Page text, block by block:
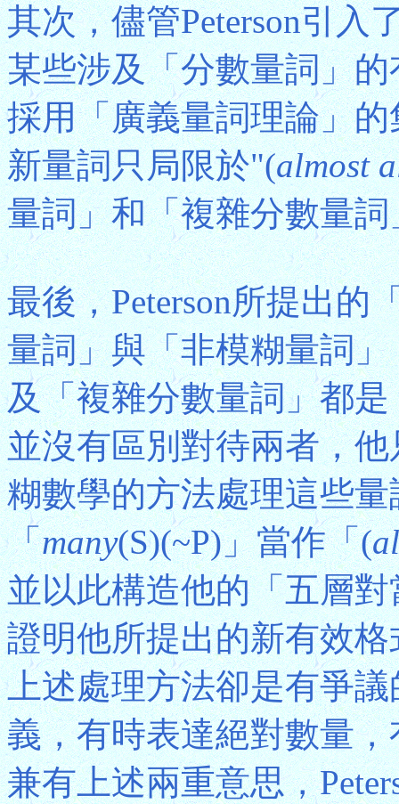
其次，儘管Peterson引入
某些涉及「分數量詞」
採用「廣義量詞理論」
新量詞只局限於"(almost
量詞」和「複雜分數量
最後，Peterson所提出的
量詞」與「非模糊量詞
及「複雜分數量詞」都是
並沒有區別對待兩者，
糊數學的方法處理這些
「many(S)(~P)」當作「(
並以此構造他的「五層
證明他所提出的新有效
上述處理方法卻是有爭
義，有時表達絕對數量
兼有上述兩重意思，